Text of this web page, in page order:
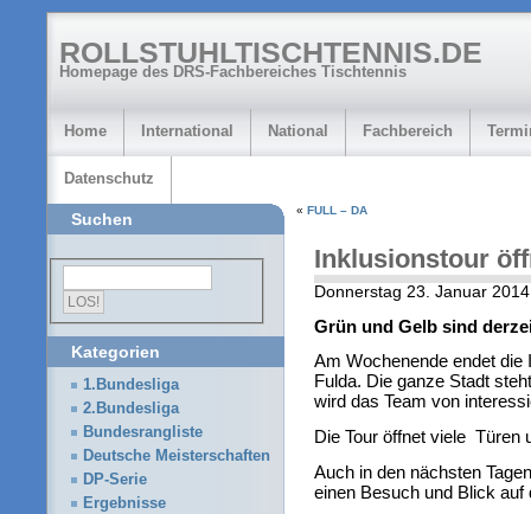
ROLLSTUHLTISCHTENNIS.DE
Homepage des DRS-Fachbereiches Tischtennis
Home International National Fachbereich
Datenschutz
« FULL – DA
Inklusionstour
Donnerstag 23. Januar
Grün und Gelb sind
Am Wochenende endet die
Fulda. Die ganze Stadt
wird das Team von
Die Tour öffnet viele Türen
Auch in den nächsten
einen Besuch und Blick
Suchen
Kategorien
1.Bundesliga
2.Bundesliga
Bundesrangliste
Deutsche Meisterschaften
DP-Serie
Ergebnisse